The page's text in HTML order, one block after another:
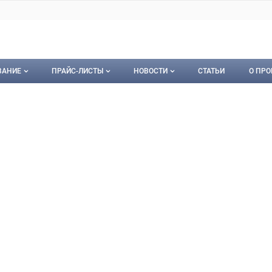
ПРАЙС-ЛИСТЫ НОВОСТИ СТАТЬИ О